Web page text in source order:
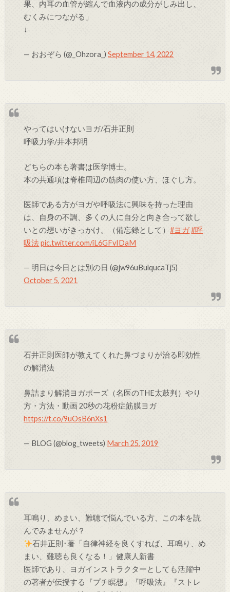
果、内耳の血管が縮んで血液内の成分がしみ出し、
むくみにつながる」
↓
— おおぞら (@_Ohzora_)September 14, 2022
やってはいけないヨガ/石井正則
呼吸力学/井本邦明
どちらの本も著書は医学博士。
本の共通項は脊椎周辺の筋肉の使い方、ほぐし方。
医師である方がヨガや呼吸法に興味を持った理由
は、自身の不調、多くの人に自分と向き合って欲し
いとの想いがきっかけ。（備忘録として）#ヨガ #呼
吸法 pic.twitter.com/iL6GFvIDaM
— 明日は今日とは別の日 (@jw96uBulqucaTj5)
October 5, 2021
石井正則医師が教えてくれた鼻づまりが治る即効性
の解消法
鼻詰まり解消ヨガポーズ（名医のTHE太鼓判）やり
方・方法・動画 20秒の花粉症筋膜ヨガ
https://t.co/9uOsB6nXs1
— BLOG (@blog_tweets) March 25, 2019
耳鳴り、めまい、難聴で悩んでいる方、この本を読
んでみませんが？
石井正則･著「自律神経を良くすれば、耳鳴り、め
まい、難聴も良くなる！」健康人新書
医師であり、ヨガインストラクターとしても活躍中
の著者が伝授する『プチ瞑想』『呼吸法』『ストレ